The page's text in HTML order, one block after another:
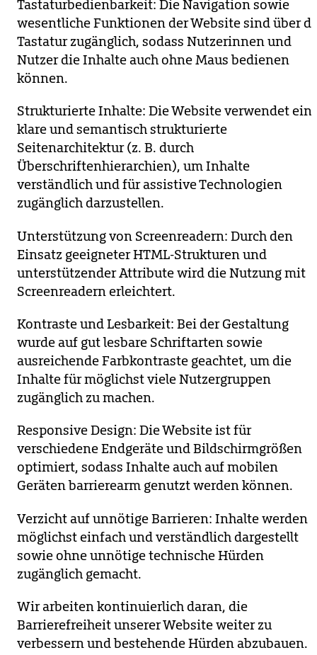
Tastaturbedienbarkeit: Die Navigation sowie
wesentliche Funktionen der Website sind über
Tastatur zugänglich, sodass Nutzerinnen und
Nutzer die Inhalte auch ohne Maus bedienen
können.
Strukturierte Inhalte: Die Website verwendet
klare und semantisch strukturierte
Seitenarchitektur (z. B. durch
Überschriftenhierarchien), um Inhalte
verständlich und für assistive Technologien
zugänglich darzustellen.
Unterstützung von Screenreadern: Durch den
Einsatz geeigneter HTML-Strukturen und
unterstützender Attribute wird die Nutzung mit
Screenreadern erleichtert.
Kontraste und Lesbarkeit: Bei der Gestaltung
wurde auf gut lesbare Schriftarten sowie
ausreichende Farbkontraste geachtet, um die
Inhalte für möglichst viele Nutzergruppen
zugänglich zu machen.
Responsive Design: Die Website ist für
verschiedene Endgeräte und Bildschirmgrößen
optimiert, sodass Inhalte auch auf mobilen
Geräten barrierearm genutzt werden können.
Verzicht auf unnötige Barrieren: Inhalte werden
möglichst einfach und verständlich dargestellt
sowie ohne unnötige technische Hürden
zugänglich gemacht.
Wir arbeiten kontinuierlich daran, die
Barrierefreiheit unserer Website weiter zu
verbessern und bestehende Hürden abzubauen.